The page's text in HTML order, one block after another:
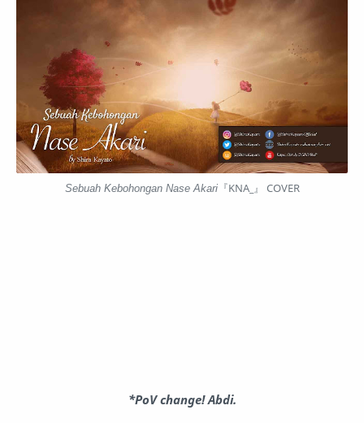
Sebuah Kebohongan Nase Akari『KNA_』 COVER
*PoV change! Abdi.